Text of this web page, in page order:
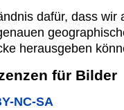
dafür, dass wir
herausgeben
für Bilder
NC-SA